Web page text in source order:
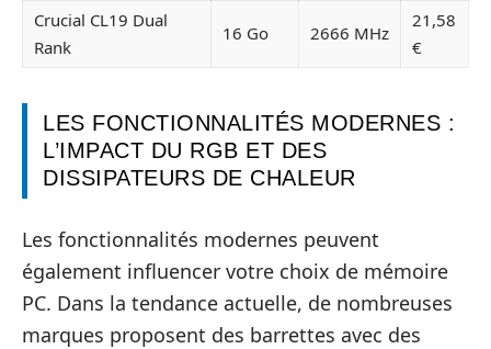
Crucial CL19 Dual
Rank
16 Go 2666 MHz
21,58
€
LES FONCTIONNALITÉS MODERNES :
L’IMPACT DU RGB ET DES
DISSIPATEURS DE CHALEUR
Les fonctionnalités modernes peuvent
également influencer votre choix de mémoire
PC. Dans la tendance actuelle, de nombreuses
marques proposent des barrettes avec des